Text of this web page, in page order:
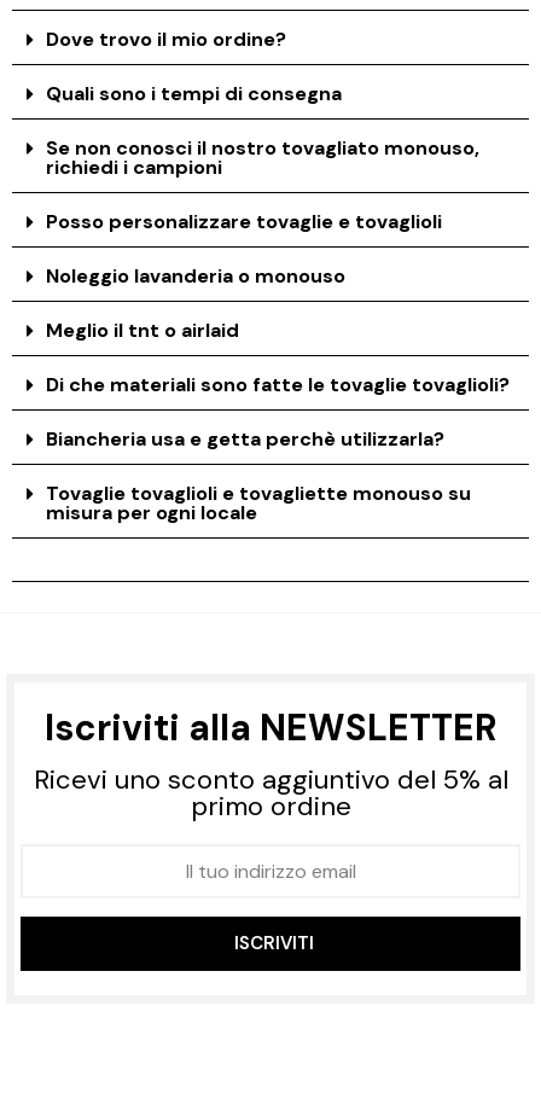
Dove trovo il mio ordine?
Quali sono i tempi di consegna
Se non conosci il nostro tovagliato monouso,
richiedi i campioni
Posso personalizzare tovaglie e tovaglioli
Noleggio lavanderia o monouso
Meglio il tnt o airlaid
Di che materiali sono fatte le tovaglie tovaglioli?
Biancheria usa e getta perchè utilizzarla?
Tovaglie tovaglioli e tovagliette monouso su
misura per ogni locale
Iscriviti alla NEWSLETTER
Ricevi uno sconto aggiuntivo del 5% al
primo ordine
ISCRIVITI